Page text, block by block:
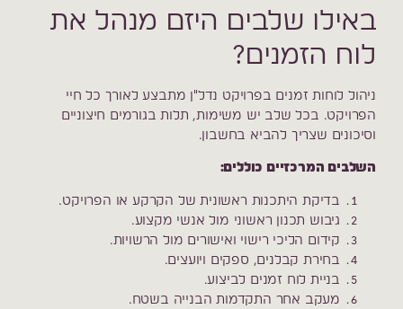
באילו שלבים היזם מנהל את
לוח הזמנים?
ניהול לוחות זמנים בפרויקט נדל"ן מתבצע לאורך כל חיי
הפרויקט. בכל שלב יש משימות, תלות בגורמים חיצוניים
וסיכונים שצריך להביא בחשבון.
השלבים המרכזיים כוללים:
בדיקת היתכנות ראשונית של הקרקע או הפרויקט.
גיבוש תכנון ראשוני מול אנשי מקצוע.
קידום הליכי רישוי ואישורים מול הרשויות.
בחירת קבלנים, ספקים ויועצים.
בניית לוח זמנים לביצוע.
מעקב אחר התקדמות הבנייה בשטח.